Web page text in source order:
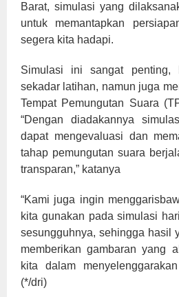
Barat, simulasi yang
untuk memantapkan
segera kita hadapi.
Simulasi ini sangat penting,
sekadar latihan, namun juga
Tempat Pemungutan Suara
“Dengan diadakannya
dapat mengevaluasi dan
tahap pemungutan suara
transparan,” katanya
“Kami juga ingin
kita gunakan pada simulasi
sesungguhnya, sehingga hasil
memberikan gambaran yang
kita dalam
(*/dri)